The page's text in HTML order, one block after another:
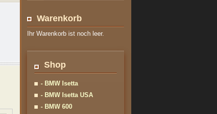
Warenkorb
Ihr Warenkorb ist noch leer.
Shop
- BMW Isetta
- BMW Isetta USA
- BMW 600